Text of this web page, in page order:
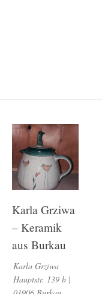
Karla Grziwa
– Keramik
aus Burkau
Karla Grziwa
Hauptstr. 139 b |